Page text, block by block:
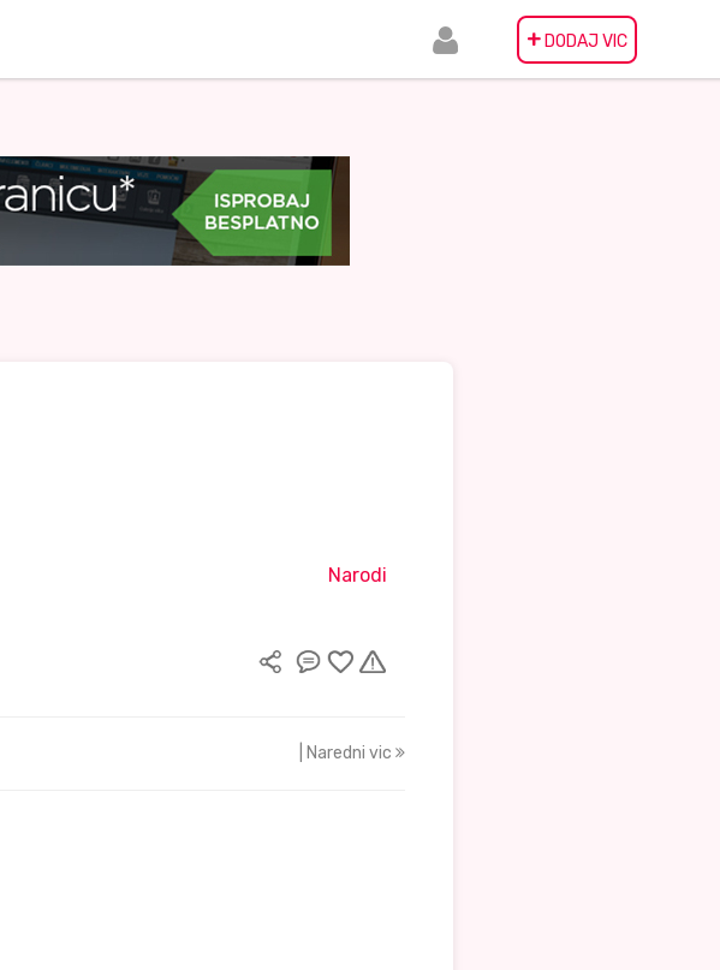
+ DODAJ VIC
Narodi
| Naredni vic